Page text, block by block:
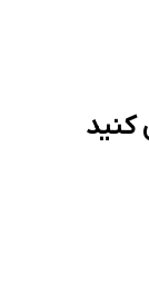
کنید